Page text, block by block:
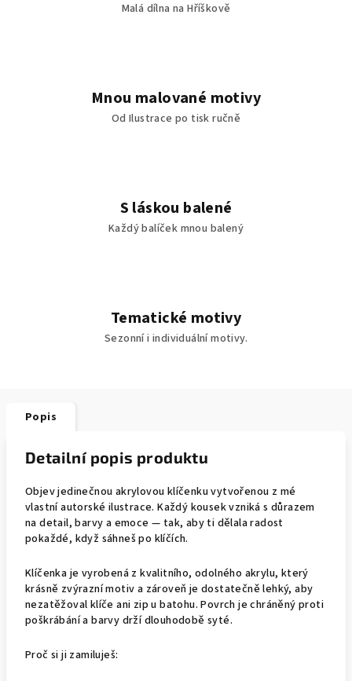
Malá dílna na Hříškově
Mnou malované motivy
Od Ilustrace po tisk ručně
S láskou balené
Každý balíček mnou balený
Tematické motivy
Sezonní i individuální motivy.
Popis
Detailní popis produktu
Objev jedinečnou akrylovou klíčenku vytvořenou z mé
vlastní autorské ilustrace. Každý kousek vzniká s důrazem
na detail, barvy a emoce — tak, aby ti dělala radost
pokaždé, když sáhneš po klíčích.
Klíčenka je vyrobená z kvalitního, odolného akrylu, který
krásně zvýrazní motiv a zároveň je dostatečně lehký, aby
nezatěžoval klíče ani zip u batohu. Povrch je chráněný proti
poškrábání a barvy drží dlouhodobě syté.
Proč si ji zamiluješ: